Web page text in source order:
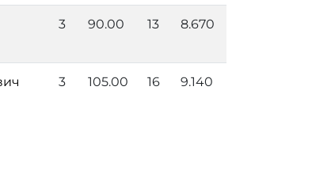
3 90.00 13 8.670
3 105.00 16 9.140